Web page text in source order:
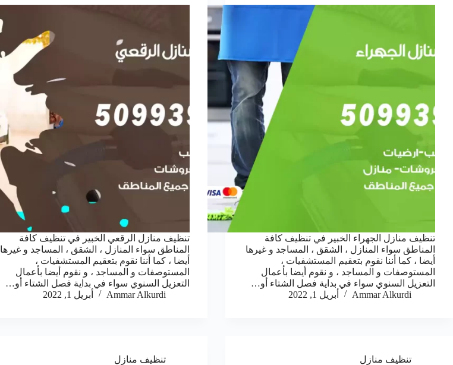
تنظيف منازل الجهراء الخبير في تنظيف كافة
المناطق سواء المنازل ، الشقق ، المساجد و غيرها
أيضا ، كما أننا نقوم بتعقيم المستشفيات ،
المستوصفات و المساجد ، و نقوم أيضا بأعمال
التعزيل السنوي سواء في بداية فصل الشتاء أو…
Ammar Alkurdi
أبريل 1, 2022
تنظيف منازل الرقعي الخبير في تنظيف كافة
المناطق سواء المنازل ، الشقق ، المساجد و غيرها
أيضا ، كما أننا نقوم بتعقيم المستشفيات ،
المستوصفات و المساجد ، و نقوم أيضا بأعمال
التعزيل السنوي سواء في بداية فصل الشتاء أو…
Ammar Alkurdi
أبريل 1, 2022
تنظيف منازل تنظيف منازل